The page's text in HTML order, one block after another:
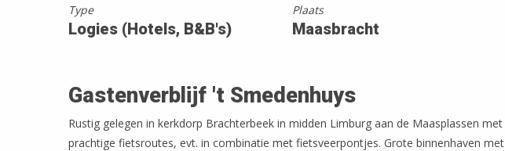
Type
Logies (Hotels, B&B's)
Plaats
Maasbracht
Gastenverblijf 't Smedenhuys
Rustig gelegen in kerkdorp Brachterbeek in midden Limburg aan de Maasplassen met
prachtige fietsroutes, evt. in combinatie met fietsveerpontjes. Grote binnenhaven met